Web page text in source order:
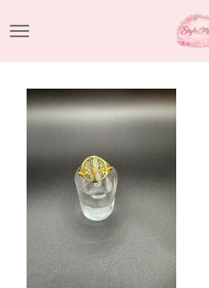
direct
naar
hoofdinhoud